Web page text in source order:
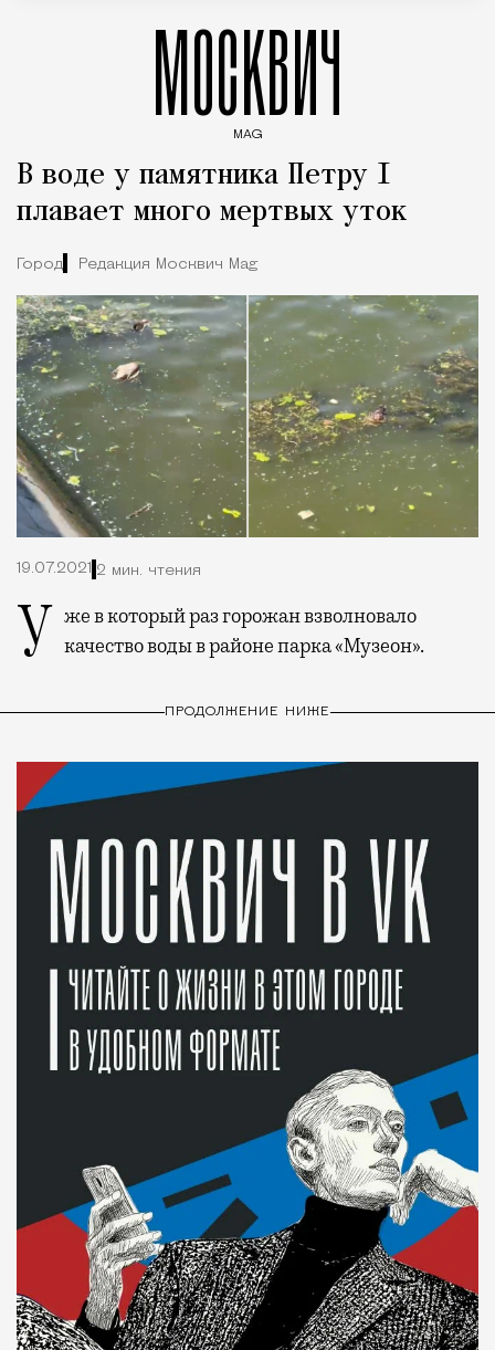
МОСКВИЧ
MAG
В воде у памятника Петру I
плавает много мертвых уток
Город Редакция Москвич Mag
19.07.2021 2 мин. чтения
Уже в который раз горожан взволновало качество воды в районе парка «Музеон».
ПРОДОЛЖЕНИЕ НИЖЕ